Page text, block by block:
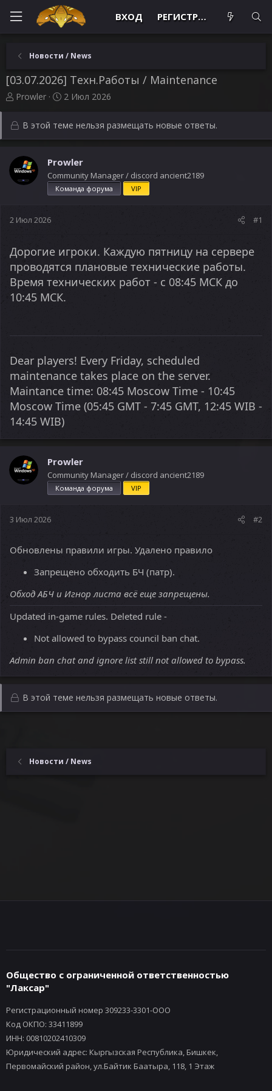
ВХОД РЕГИСТРАЦИЯ
Новости / News
[03.07.2026] Техн.Работы / Maintenance
А
т
о
р
т
е
м
ы
Prowler
Д
а
н
ч
а
л
2 Июл 2026
В этой теме нельзя размещать новые ответы.
Prowler
Community Manager / discord ancient2189
Команда форума VIP
2 Июл 2026 #1
Дорогие игроки. Каждую пятницу на сервере
проводятся плановые технические работы.
Время технических работ - с 08:45 МСК до
10:45 МСК.
Dear players! Every Friday, scheduled
maintenance takes place on the server.
Maintance time: 08:45 Moscow Time - 10:45
Moscow Time (05:45 GMT - 7:45 GMT, 12:45 WIB -
14:45 WIB)
Prowler
Community Manager / discord ancient2189
Команда форума VIP
3 Июл 2026 #2
Обновлены правили игры. Удалено правило
Запрещено обходить БЧ (патр).
Обход АБЧ и Игнор листа всё еще запрещены.
Updated in-game rules. Deleted rule -
Not allowed to bypass council ban chat.
Admin ban chat and ignore list still not allowed to bypass.
В этой теме нельзя размещать новые ответы.
Новости / News
Общество с ограниченной ответственностью
"Лаксар"
Регистрационный номер 309233-3301-ООО
Код ОКПО: 33411899
ИНН: 00810202410309
Юридический адрес: Кыргызская Республика, Бишкек,
Первомайский район, ул.Байтик Баатыра, 118, 1 Этаж